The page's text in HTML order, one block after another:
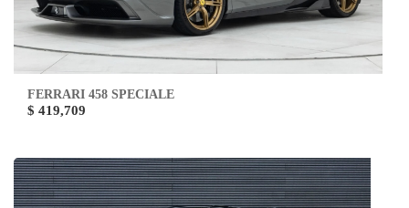
FERRARI 458 SPECIALE
$ 419,709